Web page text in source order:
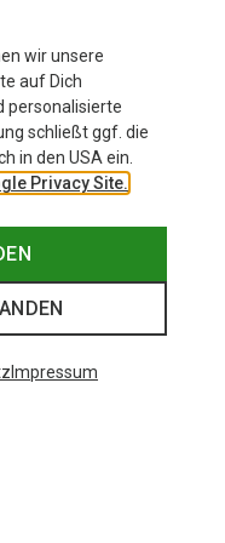
wir unsere
auf Dich
personalisierte
schließt ggf. die
in den USA ein.
Privacy Site.
Impressum